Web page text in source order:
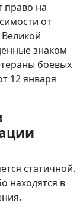
право на
от
знаком
боевых
12 января
статичной.
находятся в